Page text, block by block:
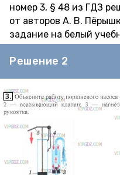
номер 3, § 48 из ГДЗ
от авторов А. В.
задание на белый
Решение 2